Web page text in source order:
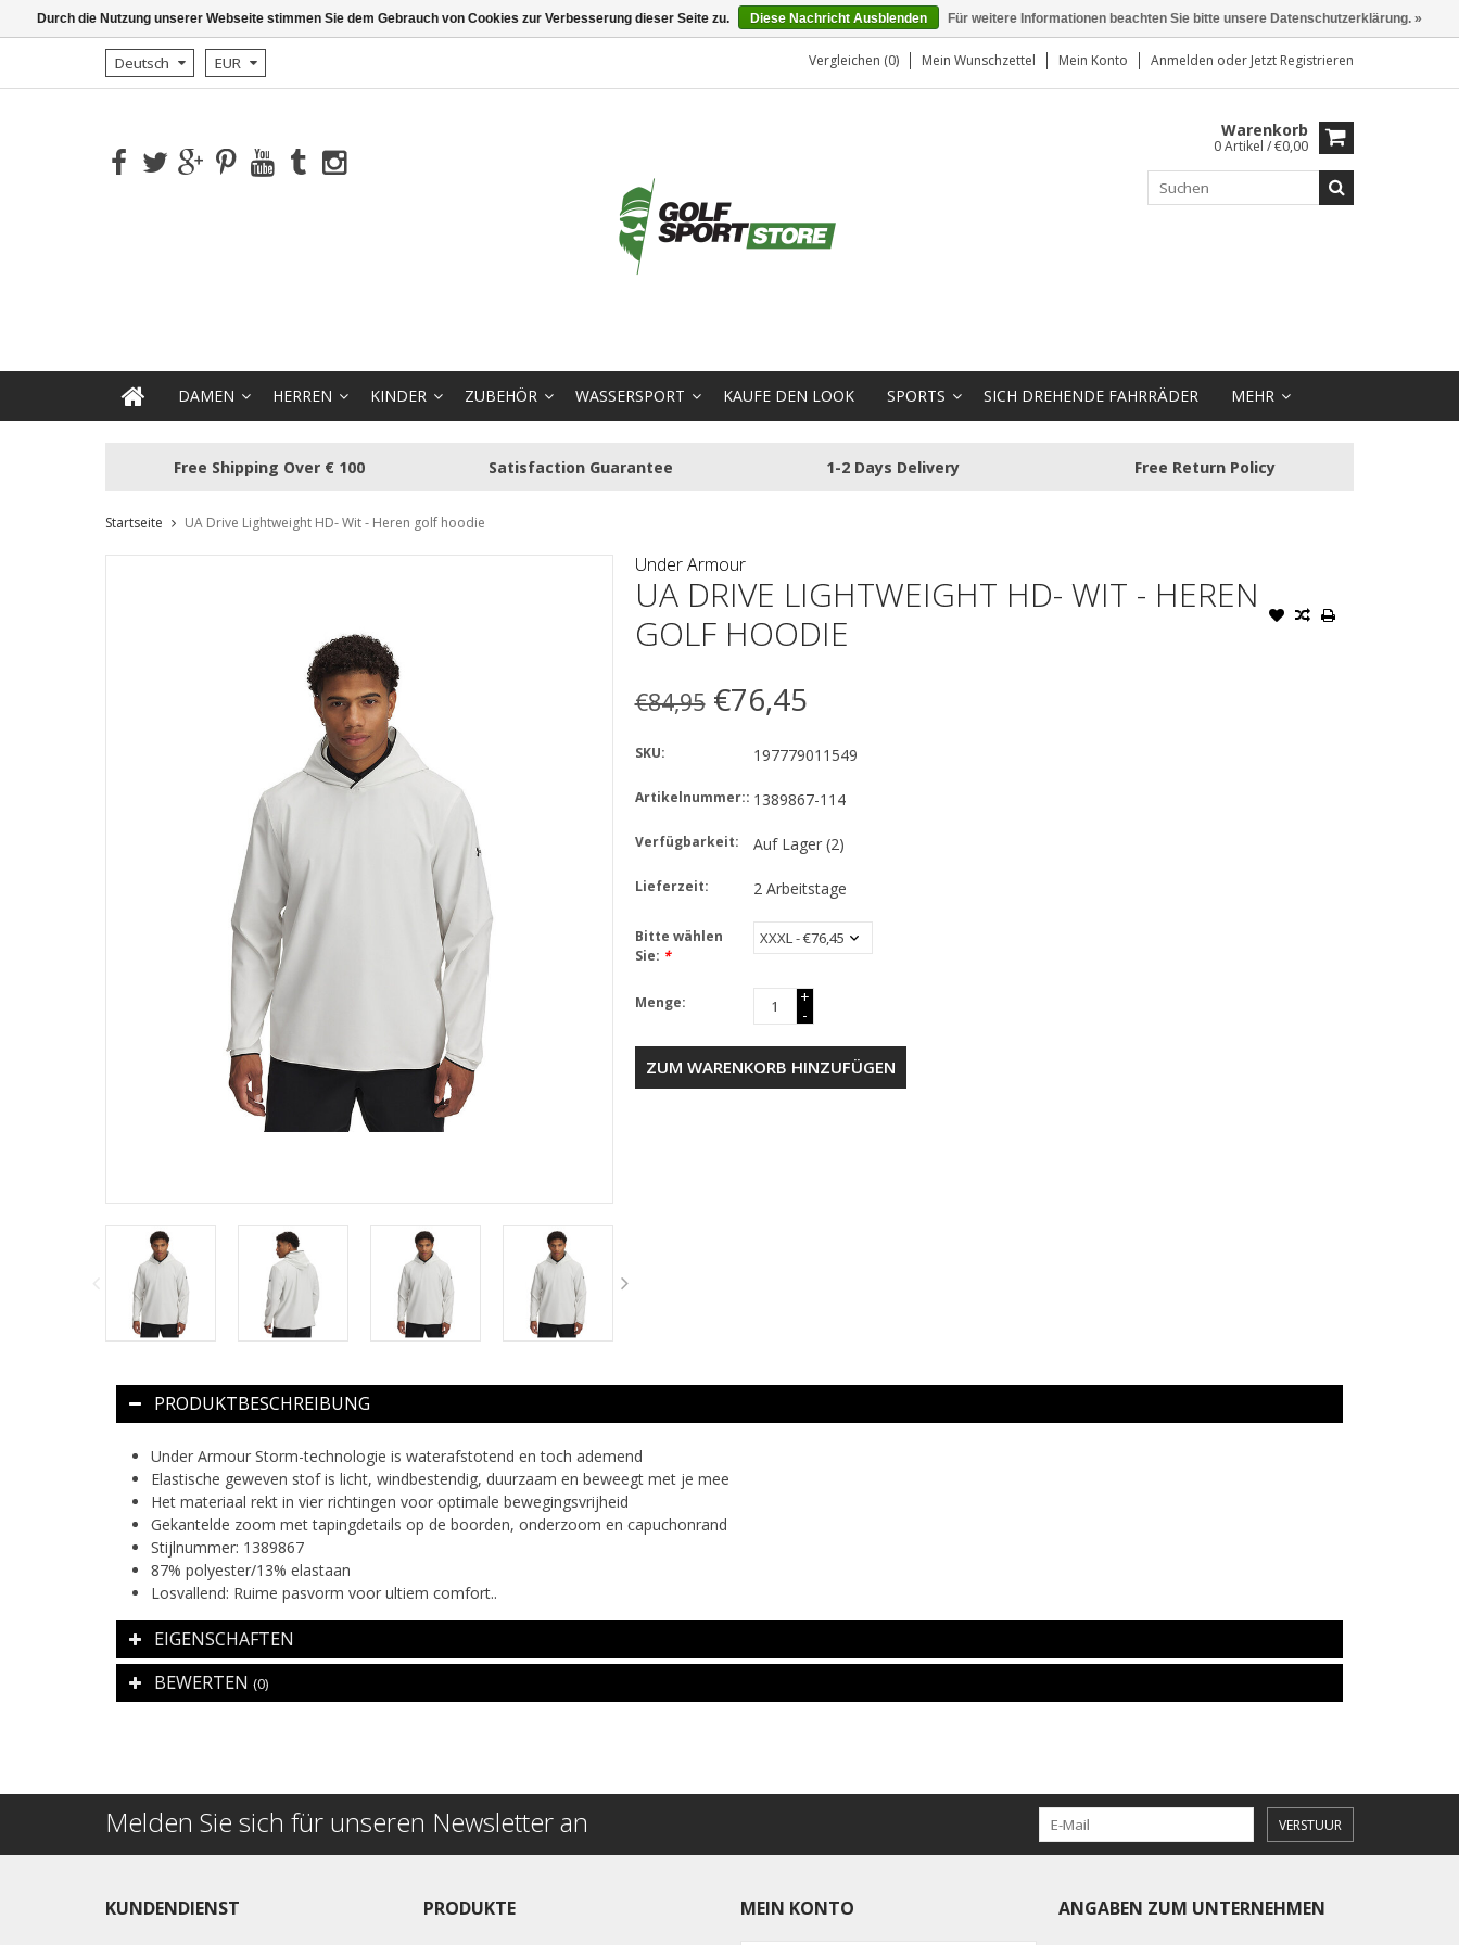
Deutsch EUR Vergleichen (0) Mein Wunschzettel Mein Konto Anmelden oder Jetzt Registrieren
Warenkorb
0 Artikel / €0,00
DAMEN HERREN KINDER ZUBEHÖR WASSERSPORT KAUFE DEN LOOK SPORTS SICH DREHENDE FAHRRÄDER MEHR
Free Shipping Over € 100 Satisfaction Guarantee 1-2 Days Delivery Free Return Policy
Startseite UA Drive Lightweight HD- Wit - Heren golf hoodie
Under Armour
UA DRIVE LIGHTWEIGHT HD- WIT - HEREN
GOLF HOODIE
€84,95 €76,45
SKU: 197779011549
Artikelnummer:: 1389867-114
Verfügbarkeit: Auf Lager(2)
Lieferzeit: 2 Arbeitstage
Bitte wählen
Sie: *
Menge:
+
-
ZUM WARENKORB HINZUFÜGEN
PRODUKTBESCHREIBUNG
Under Armour Storm-technologie is waterafstotend en toch ademend
Elastische geweven stof is licht, windbestendig, duurzaam en beweegt met je mee
Het materiaal rekt in vier richtingen voor optimale bewegingsvrijheid
Gekantelde zoom met tapingdetails op de boorden, onderzoom en capuchonrand
Stijlnummer: 1389867
87% polyester/13% elastaan
Losvallend: Ruime pasvorm voor ultiem comfort..
EIGENSCHAFTEN
BEWERTEN (0)
Melden Sie sich für unseren Newsletter an VERSTUUR
KUNDENDIENST PRODUKTE MEIN KONTO ANGABEN ZUM UNTERNEHMEN
Durch die Nutzung unserer Webseite stimmen Sie dem Gebrauch von Cookies zur Verbesserung dieser Seite zu. Diese Nachricht Ausblenden Für weitere Informationen beachten Sie bitte unsere Datenschutzerklärung. »